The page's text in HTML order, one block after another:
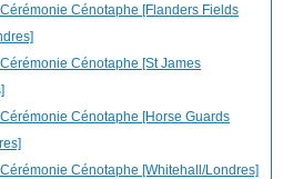
Cénotaphe [Flanders Fields
Cénotaphe [St James
Cénotaphe [Horse Guards
Cénotaphe [Whitehall/Londres]